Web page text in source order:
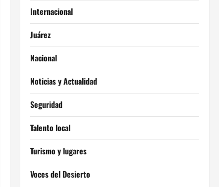
Internacional
Juárez
Nacional
Noticias y Actualidad
Seguridad
Talento local
Turismo y lugares
Voces del Desierto